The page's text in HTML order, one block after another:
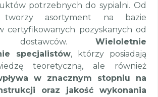
potrzebnych do sypialni. Od
asortyment na bazie
certyfikowanych pozyskanych od
dostawców. Wieloletnie
specjalistów, którzy posiadają
teoretyczną, ale również
w znacznym stopniu na
oraz jakość wykonania